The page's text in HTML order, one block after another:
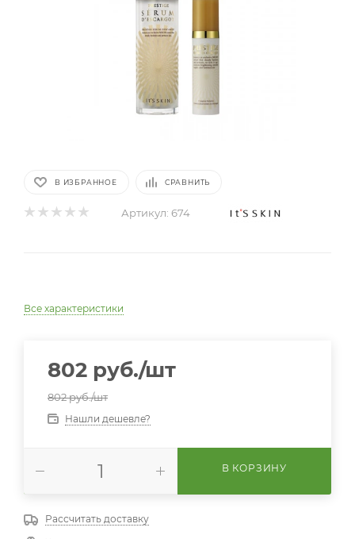
В ИЗБРАННОЕ СРАВНИТЬ
Артикул: 674
Все характеристики
802 руб./шт
802руб./шт
Нашли дешевле?
В КОРЗИНУ
Рассчитать доставку